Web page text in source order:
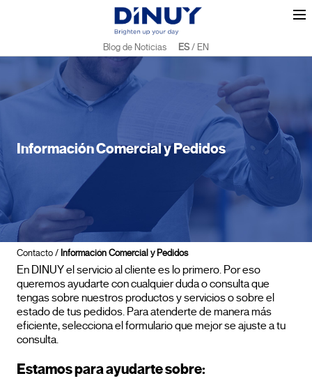
Blog de Noticias ES/ EN
Información Comercial y Pedidos
Contacto/ Información Comercial y Pedidos
En DINUY el servicio al cliente es lo primero. Por eso
queremos ayudarte con cualquier duda o consulta que
tengas sobre nuestros productos y servicios o sobre el
estado de tus pedidos. Para atenderte de manera más
eficiente, selecciona el formulario que mejor se ajuste a tu
consulta.
Estamos para ayudarte sobre: